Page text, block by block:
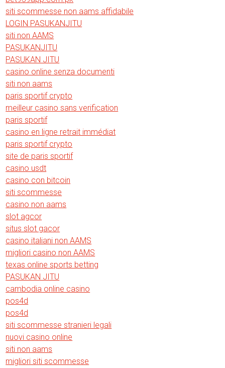
siti scommesse non aams affidabile
LOGIN PASUKANJITU
siti non AAMS
PASUKANJITU
PASUKAN JITU
casino online senza documenti
siti non aams
paris sportif crypto
meilleur casino sans verification
paris sportif
casino en ligne retrait immédiat
paris sportif crypto
site de paris sportif
casino usdt
casino con bitcoin
siti scommesse
casino non aams
slot agcor
situs slot gacor
casino italiani non AAMS
migliori casino non AAMS
texas online sports betting
PASUKAN JITU
cambodia online casino
pos4d
pos4d
siti scommesse stranieri legali
nuovi casino online
siti non aams
migliori siti scommesse